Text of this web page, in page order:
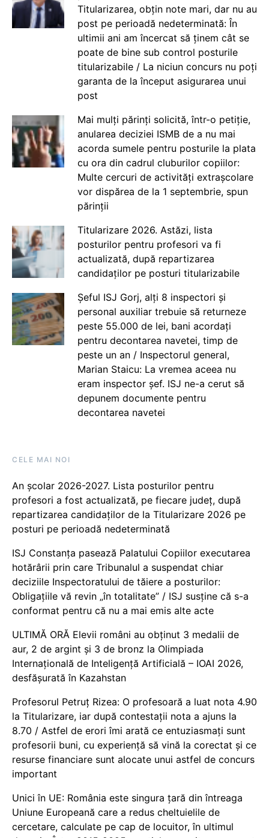
Titularizarea, obțin note mari, dar nu au
post pe perioadă nedeterminată: În
ultimii ani am încercat să ținem cât se
poate de bine sub control posturile
titularizabile / La niciun concurs nu poți
garanta de la început asigurarea unui
post
Mai mulți părinți solicită, într-o petiție,
anularea deciziei ISMB de a nu mai
acorda sumele pentru posturile la plata
cu ora din cadrul cluburilor copiilor:
Multe cercuri de activități extrașcolare
vor dispărea de la 1 septembrie, spun
părinții
Titularizare 2026. Astăzi, lista
posturilor pentru profesori va fi
actualizată, după repartizarea
candidaților pe posturi titularizabile
Șeful ISJ Gorj, alți 8 inspectori și
personal auxiliar trebuie să returneze
peste 55.000 de lei, bani acordați
pentru decontarea navetei, timp de
peste un an / Inspectorul general,
Marian Staicu: La vremea aceea nu
eram inspector șef. ISJ ne-a cerut să
depunem documente pentru
decontarea navetei
CELE MAI NOI
An școlar 2026-2027. Lista posturilor pentru
profesori a fost actualizată, pe fiecare județ, după
repartizarea candidaților de la Titularizare 2026 pe
posturi pe perioadă nedeterminată
ISJ Constanța pasează Palatului Copiilor executarea
hotărârii prin care Tribunalul a suspendat chiar
deciziile Inspectoratului de tăiere a posturilor:
Obligațiile vă revin „în totalitate” / ISJ susține că s-a
conformat pentru că nu a mai emis alte acte
ULTIMĂ ORĂ Elevii români au obținut 3 medalii de
aur, 2 de argint și 3 de bronz la Olimpiada
Internațională de Inteligență Artificială – IOAI 2026,
desfășurată în Kazahstan
Profesorul Petruț Rizea: O profesoară a luat nota 4.90
la Titularizare, iar după contestații nota a ajuns la
8.70 / Astfel de erori îmi arată ce entuziasmați sunt
profesorii buni, cu experiență să vină la corectat și ce
resurse financiare sunt alocate unui astfel de concurs
important
Unici în UE: România este singura țară din întreaga
Uniune Europeană care a redus cheltuielile de
cercetare, calculate pe cap de locuitor, în ultimul